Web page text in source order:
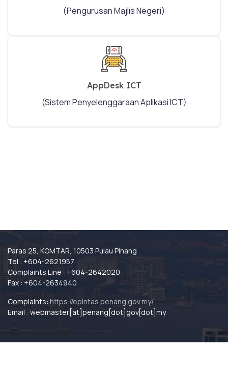
(Pengurusan Majlis Negeri)
AppDesk ICT
(Sistem Penyelenggaraan Aplikasi ICT)
Paras 25, KOMTAR, 10503 Pulau Pinang
Tel : +604-2621957
Complaints Line : +604-2642020
Fax : +604-2634940
Complaints: https://epintas.penang.gov.my/
Email : webmaster[at]penang[dot]gov[dot]my